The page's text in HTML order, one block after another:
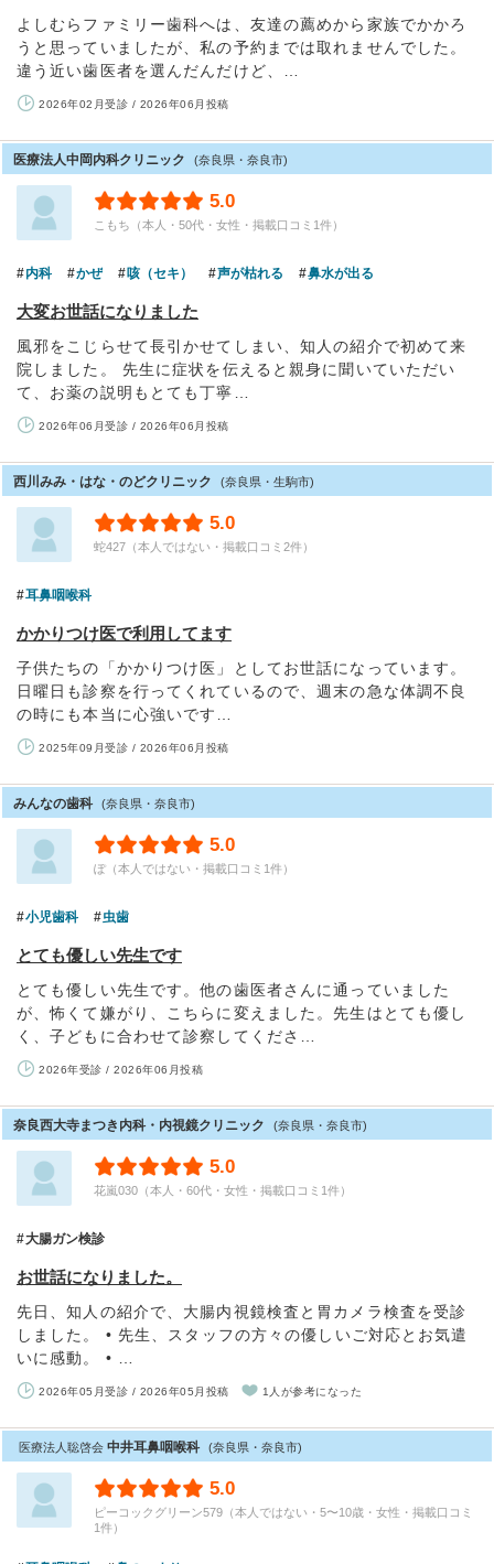
よしむらファミリー歯科へは、友達の薦めから家族でかかろ
うと思っていましたが、私の予約までは取れませんでした。
違う近い歯医者を選んだんだけど、…
2026年02月受診 / 2026年06月投稿
医療法人中岡内科クリニック (奈良県・奈良市)
5.0
こもち（本人・50代・女性・掲載口コミ1件）
内科 かぜ 咳（セキ） 声が枯れる 鼻水が出る
大変お世話になりました
風邪をこじらせて長引かせてしまい、知人の紹介で初めて来
院しました。 先生に症状を伝えると親身に聞いていただい
て、お薬の説明もとても丁寧…
2026年06月受診 / 2026年06月投稿
西川みみ・はな・のどクリニック (奈良県・生駒市)
5.0
蛇427（本人ではない・掲載口コミ2件）
耳鼻咽喉科
かかりつけ医で利用してます
子供たちの「かかりつけ医」としてお世話になっています。
日曜日も診察を行ってくれているので、週末の急な体調不良
の時にも本当に心強いです…
2025年09月受診 / 2026年06月投稿
みんなの歯科 (奈良県・奈良市)
5.0
ぽ（本人ではない・掲載口コミ1件）
小児歯科 虫歯
とても優しい先生です
とても優しい先生です。他の歯医者さんに通っていました
が、怖くて嫌がり、こちらに変えました。先生はとても優し
く、子どもに合わせて診察してくださ…
2026年受診 / 2026年06月投稿
奈良西大寺まつき内科・内視鏡クリニック (奈良県・奈良市)
5.0
花嵐030（本人・60代・女性・掲載口コミ1件）
大腸ガン検診
お世話になりました。
先日、知人の紹介で、大腸内視鏡検査と胃カメラ検査を受診
しました。 • 先生、スタッフの方々の優しいご対応とお気遣
いに感動。 • …
2026年05月受診 / 2026年05月投稿 1人が参考になった
医療法人聡啓会 中井耳鼻咽喉科 (奈良県・奈良市)
5.0
ピーコックグリーン579（本人ではない・5〜10歳・女性・掲載口コミ
1件）